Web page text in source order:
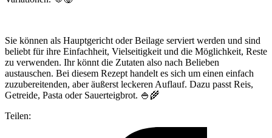
Sie können als Hauptgericht oder Beilage serviert werden und sind
beliebt für ihre Einfachheit, Vielseitigkeit und die Möglichkeit, Reste
zu verwenden. Ihr könnt die Zutaten also nach Belieben
austauschen. Bei diesem Rezept handelt es sich um einen einfach
zuzubereitenden, aber äußerst leckeren Auflauf. Dazu passt Reis,
Getreide, Pasta oder Sauerteigbrot. 🍚🌾
Teilen: